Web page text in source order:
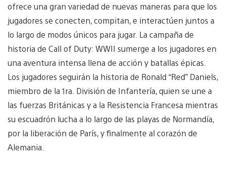
ofrece una gran variedad de nuevas maneras para que los
jugadores se conecten, compitan, e interactúen juntos a
lo largo de modos únicos para jugar. La campaña de
historia de Call of Duty: WWII sumerge a los jugadores en
una aventura intensa llena de acción y batallas épicas.
Los jugadores seguirán la historia de Ronald “Red” Daniels,
miembro de la 1ra. División de Infantería, quien se une a
las fuerzas Británicas y a la Resistencia Francesa mientras
su escuadrón lucha a lo largo de las playas de Normandía,
por la liberación de París, y finalmente al corazón de
Alemania.